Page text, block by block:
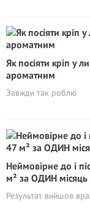
Як посіяти кріп у
ароматним
Завжди так роблю
Неймовірне до і
м² за ОДИН місяць
Результат вийшов